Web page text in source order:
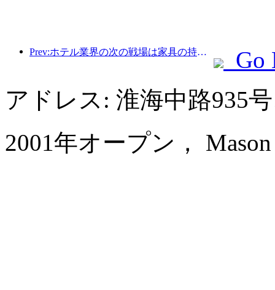
Prev:ホテル業界の次の戦場は家具の持続可能な遺伝子にある
Go
アドレス: 淮海中路935
2001年オープン， Mason